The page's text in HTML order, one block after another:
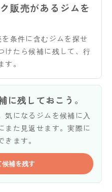
販売があるジムを
条件に含むジムを探せ
けたら候補に残して、行
。
に残しておこう。
気になるジムを候補に入
また見返せます。実際に
ます。
補を残す